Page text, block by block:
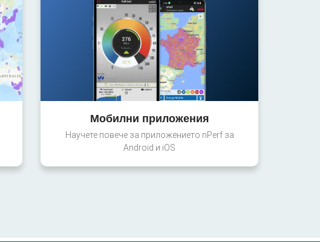
Мобилни приложения
Научете повече за приложението nPerf за
Android и iOS